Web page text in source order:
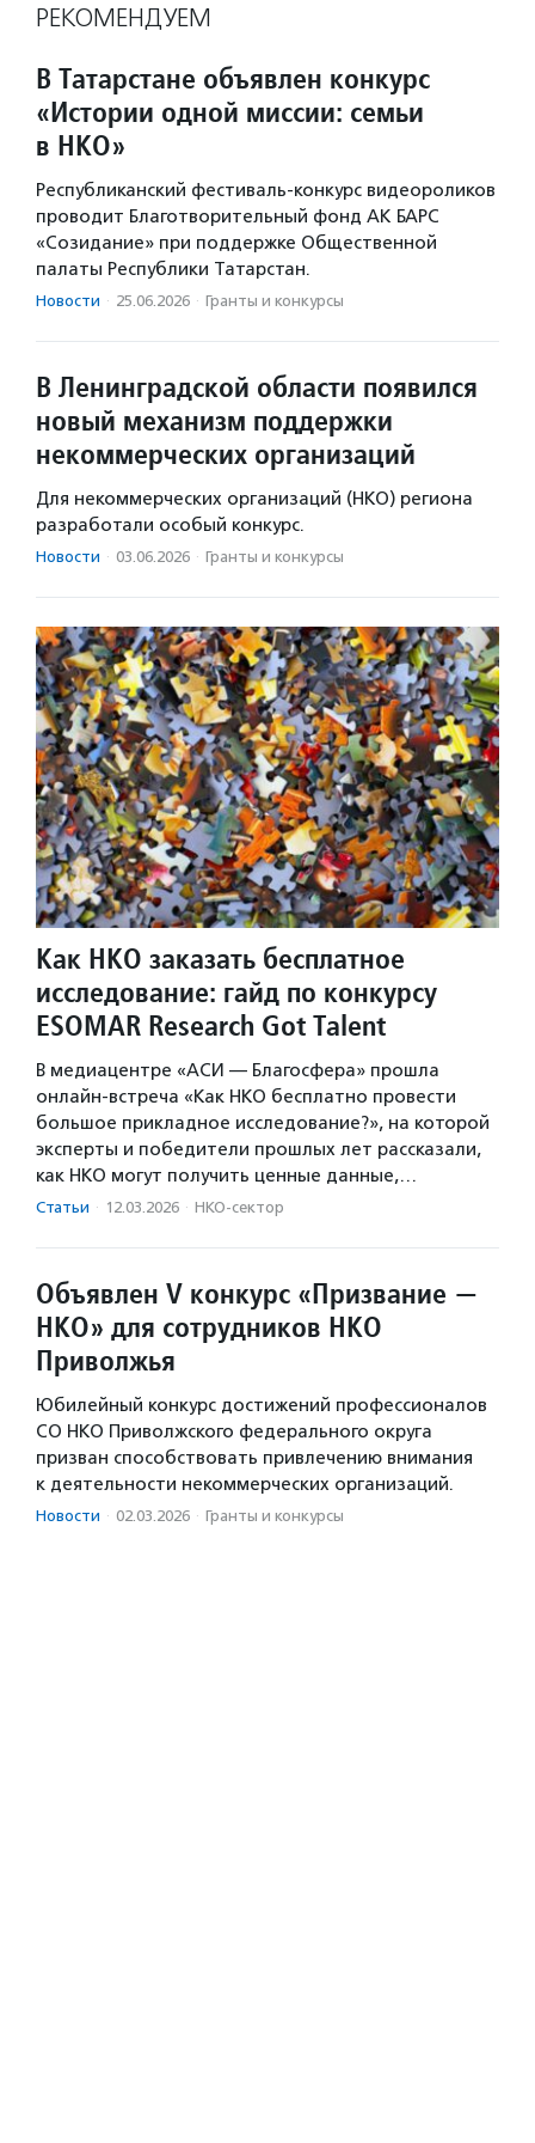
РЕКОМЕНДУЕМ
В Татарстане объявлен конкурс
«Истории одной миссии: семьи
в НКО»
Республиканский фестиваль-конкурс видеороликов
проводит Благотворительный фонд АК БАРС
«Созидание» при поддержке Общественной
палаты Республики Татарстан.
Новости · 25.06.2026 · Гранты и конкурсы
В Ленинградской области появился
новый механизм поддержки
некоммерческих организаций
Для некоммерческих организаций (НКО) региона
разработали особый конкурс.
Новости · 03.06.2026 · Гранты и конкурсы
Как НКО заказать бесплатное
исследование: гайд по конкурсу
ESOMAR Research Got Talent
В медиацентре «АСИ — Благосфера» прошла
онлайн-встреча «Как НКО бесплатно провести
большое прикладное исследование?», на которой
эксперты и победители прошлых лет рассказали,
как НКО могут получить ценные данные,…
Статьи · 12.03.2026 · НКО-сектор
Объявлен V конкурс «Призвание —
НКО» для сотрудников НКО
Приволжья
Юбилейный конкурс достижений профессионалов
CО НКО Приволжского федерального округа
призван способствовать привлечению внимания
к деятельности некоммерческих организаций.
Новости · 02.03.2026 · Гранты и конкурсы